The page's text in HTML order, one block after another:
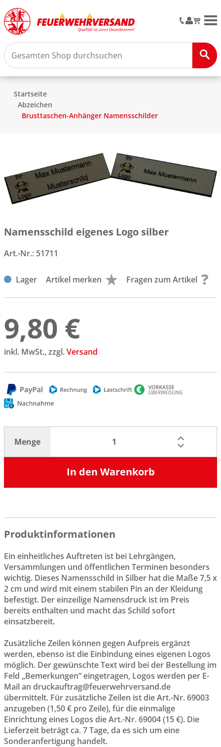
Startseite
Abzeichen
Brusttaschen-Anhänger Namensschilder
Namensschild eigenes Logo silber
Art.-Nr.: 51711
Lager Artikel merken Fragen zum Artikel
9,80 €
inkl. MwSt., zzgl.Versand
Menge
In den Warenkorb
Produktinformationen
Ein einheitliches Auftreten ist bei Lehrgängen,
Versammlungen und öffentlichen Terminen besonders
wichtig. Dieses Namensschild in Silber hat die Maße 7,5 x
2 cm und wird mit einem stabilen Pin an der Kleidung
befestigt. Der einzeilige Namensdruck ist im Preis
bereits enthalten und macht das Schild sofort
einsatzbereit.
Zusätzliche Zeilen können gegen Aufpreis ergänzt
werden, ebenso ist die Einbindung eines eigenen Logos
möglich. Der gewünschte Text wird bei der Bestellung im
Feld „Bemerkungen“ eingetragen, Logos werden per E-
Mail an druckauftrag@feuerwehrversand.de
übermittelt. Für zusätzliche Zeilen ist die Art.-Nr. 69003
anzugeben (1,50 € pro Zeile), für die einmalige
Einrichtung eines Logos die Art.-Nr. 69004 (15 €). Die
Lieferzeit beträgt ca. 7 Tage, da es sich um eine
Sonderanfertigung handelt.